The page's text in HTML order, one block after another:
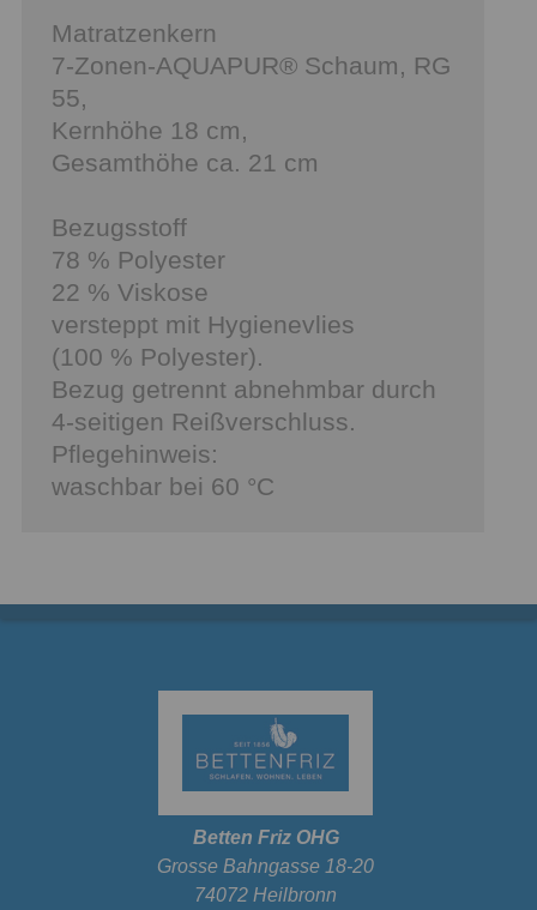
Matratzenkern
7-Zonen-AQUAPUR® Schaum, RG
55,
Kernhöhe 18 cm,
Gesamthöhe ca. 21 cm
Bezugsstoff
78 % Polyester
22 % Viskose
versteppt mit Hygienevlies
(100 % Polyester).
Bezug getrennt abnehmbar durch
4-seitigen Reißverschluss.
Pflegehinweis:
waschbar bei 60 °C
Betten Friz OHG
Grosse Bahngasse 18-20
74072 Heilbronn